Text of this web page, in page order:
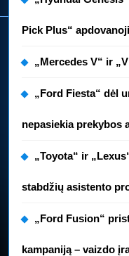
Pick Plus“
„Mercedes V“ ir
„Ford Fiesta“ dėl
nepasiekia prekybos
„Toyota“ ir
stabdžių asistento
„Ford Fusion“
kampaniją – vaizdo